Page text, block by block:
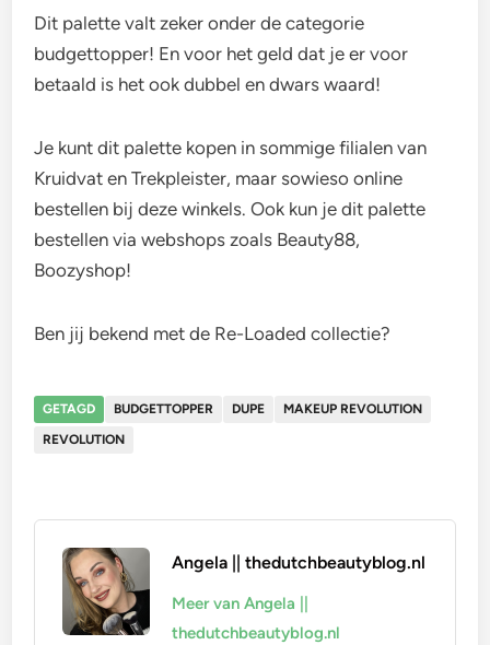
Dit palette valt zeker onder de categorie
budgettopper! En voor het geld dat je er voor
betaald is het ook dubbel en dwars waard!
Je kunt dit palette kopen in sommige filialen van
Kruidvat en Trekpleister, maar sowieso online
bestellen bij deze winkels. Ook kun je dit palette
bestellen via webshops zoals Beauty88,
Boozyshop!
Ben jij bekend met de Re-Loaded collectie?
GETAGD BUDGETTOPPER DUPE
MAKEUP REVOLUTION
REVOLUTION
Angela || thedutchbeautyblog.nl
Meer van Angela ||
thedutchbeautyblog.nl